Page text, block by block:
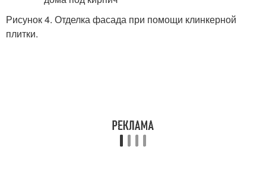
Рисунок 4. Отделка фасада при помощи клинкерной
плитки.